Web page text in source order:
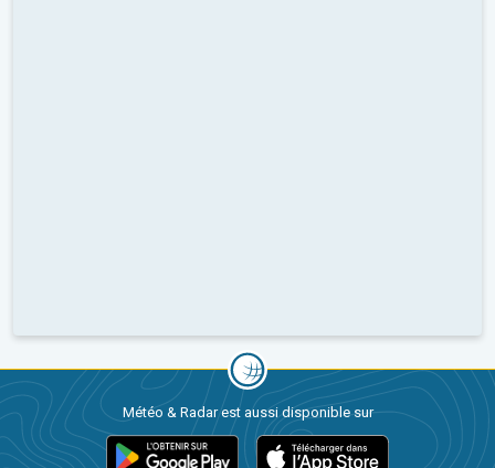
Météo & Radar est aussi disponible sur